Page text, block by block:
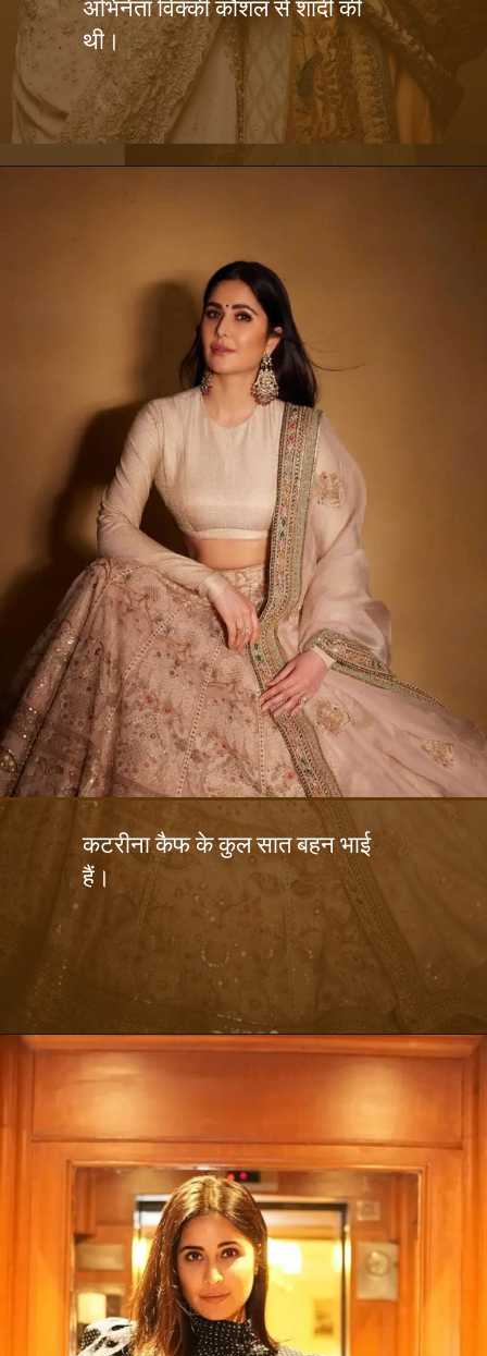
अभिनेता विक्की कौशल से शादी की
थी।
कटरीना कैफ के कुल सात बहन भाई
हैं।